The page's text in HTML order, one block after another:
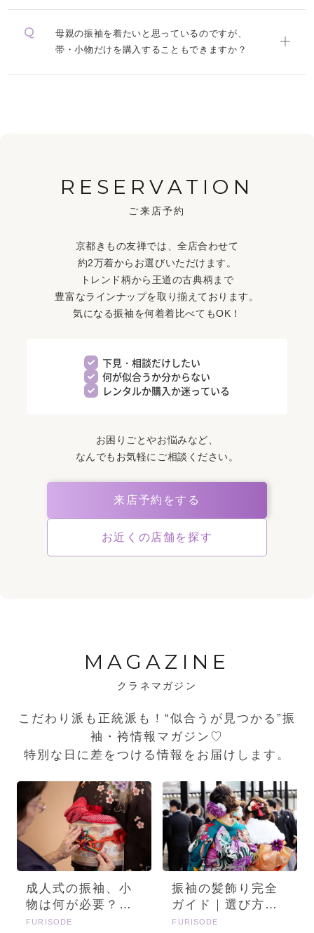
母親の振袖を着たいと思っているのですが、
帯・小物だけを購入することもできますか？
RESERVATION
ご来店予約
京都きもの友禅では、全店合わせて
約2万着からお選びいただけます。
トレンド柄から王道の古典柄まで
豊富なラインナップを取り揃えております。
気になる振袖を何着着比べてもOK！
下見・相談だけしたい
何が似合うか分からない
レンタルか購入か迷っている
お困りごとやお悩みなど、
なんでもお気軽にご相談ください。
来店予約をする
お近くの店舗を探す
MAGAZINE
クラネマガジン
こだわり派も正統派も！“似合うが見つかる”振
袖・袴情報マガジン♡
特別な日に差をつける情報をお届けします。
成人式の振袖、小
物は何が必要？画
像とセットで詳し
FURISODE
振袖の髪飾り完全
ガイド｜選び方・
種類・トレンドを
FURISODE